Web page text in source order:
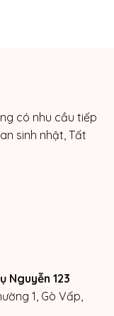
có nhu cầu tiếp
sinh nhật, Tất
Nguyễn 123
1, Gò Vấp,